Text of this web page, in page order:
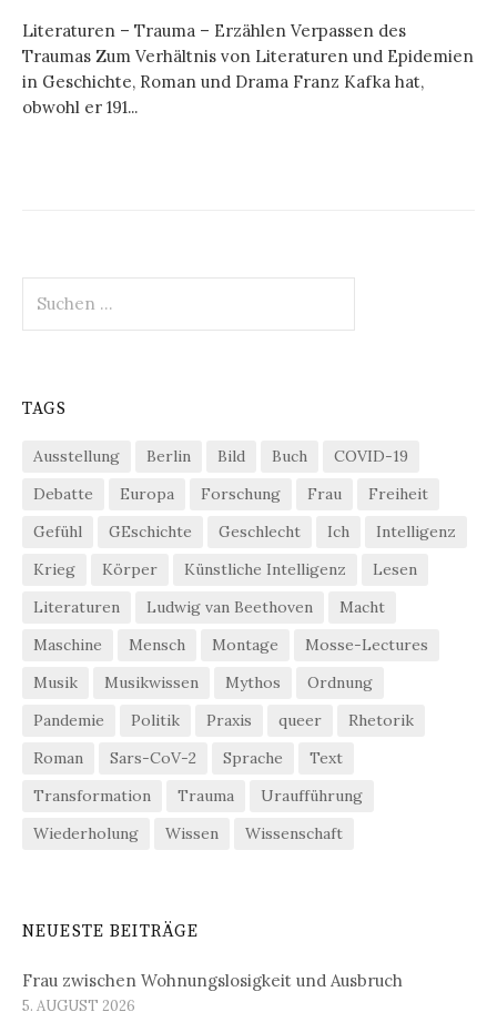
Literaturen – Trauma – Erzählen Verpassen des
Traumas Zum Verhältnis von Literaturen und Epidemien
in Geschichte, Roman und Drama Franz Kafka hat,
obwohl er 191...
nach:
TAGS
Ausstellung Berlin Bild Buch
COVID-19
Debatte
Europa Forschung Frau
Freiheit
Gefühl
GEschichte Geschlecht Ich
Intelligenz
Krieg
Körper Künstliche Intelligenz
Lesen
Literaturen
Ludwig van Beethoven
Macht
Maschine
Mensch Montage
Mosse-Lectures
Musik
Musikwissen Mythos
Ordnung
Pandemie
Politik Praxis queer
Rhetorik
Roman
Sars-CoV-2 Sprache
Text
Transformation
Trauma
Uraufführung
Wiederholung
Wissen Wissenschaft
NEUESTE BEITRÄGE
Frau zwischen Wohnungslosigkeit und Ausbruch
5. AUGUST 2026